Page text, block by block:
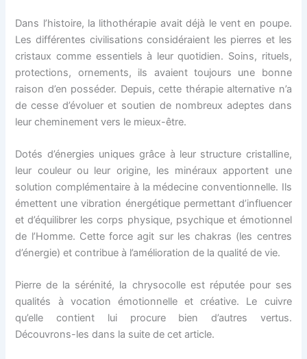
Dans l’histoire, la lithothérapie avait déjà le vent en poupe.
Les différentes civilisations considéraient les pierres et les
cristaux comme essentiels à leur quotidien. Soins, rituels,
protections, ornements, ils avaient toujours une bonne
raison d’en posséder. Depuis, cette thérapie alternative n’a
de cesse d’évoluer et soutien de nombreux adeptes dans
leur cheminement vers le mieux-être.
Dotés d’énergies uniques grâce à leur structure cristalline,
leur couleur ou leur origine, les minéraux apportent une
solution complémentaire à la médecine conventionnelle. Ils
émettent une vibration énergétique permettant d’influencer
et d’équilibrer les corps physique, psychique et émotionnel
de l’Homme. Cette force agit sur les chakras (les centres
d’énergie) et contribue à l’amélioration de la qualité de vie.
Pierre de la sérénité, la chrysocolle est réputée pour ses
qualités à vocation émotionnelle et créative. Le cuivre
qu’elle contient lui procure bien d’autres vertus.
Découvrons-les dans la suite de cet article.